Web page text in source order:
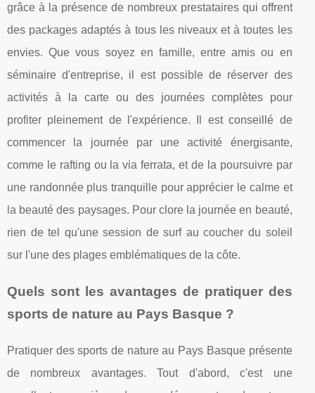
grâce à la présence de nombreux prestataires qui offrent
des packages adaptés à tous les niveaux et à toutes les
envies. Que vous soyez en famille, entre amis ou en
séminaire d'entreprise, il est possible de réserver des
activités à la carte ou des journées complètes pour
profiter pleinement de l'expérience. Il est conseillé de
commencer la journée par une activité énergisante,
comme le rafting ou la via ferrata, et de la poursuivre par
une randonnée plus tranquille pour apprécier le calme et
la beauté des paysages. Pour clore la journée en beauté,
rien de tel qu'une session de surf au coucher du soleil
sur l'une des plages emblématiques de la côte.
Quels sont les avantages de pratiquer des
sports de nature au Pays Basque ?
Pratiquer des sports de nature au Pays Basque présente
de nombreux avantages. Tout d'abord, c'est une